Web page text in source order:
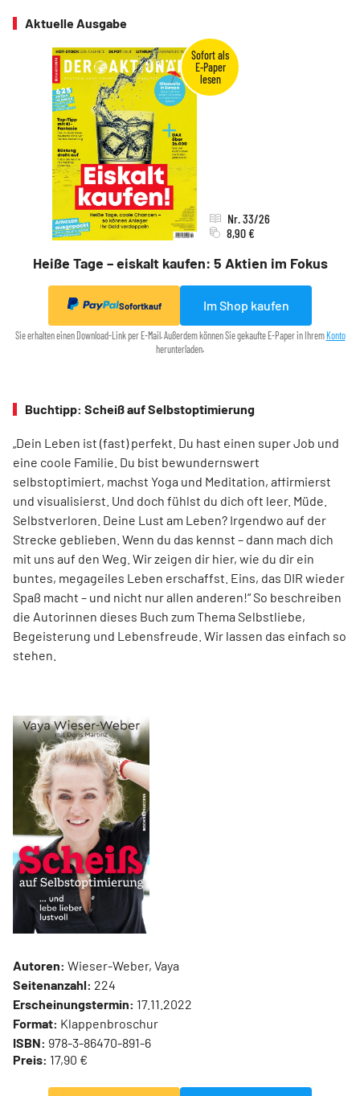
Aktuelle Ausgabe
Heiße Tage – eiskalt kaufen: 5 Aktien im Fokus
Nr. 33/26
8,90 €
Sofortkauf Im Shop kaufen
Sie erhalten einen Download-Link per E-Mail. Außerdem können Sie gekaufte E-Paper in Ihrem Konto
herunterladen.
Buchtipp: Scheiß auf Selbstoptimierung
„Dein Leben ist (fast) perfekt. Du hast einen super Job und
eine coole Familie. Du bist bewundernswert
selbstoptimiert, machst Yoga und Meditation, affirmierst
und visualisierst. Und doch fühlst du dich oft leer. Müde.
Selbstverloren. Deine Lust am Leben? Irgendwo auf der
Strecke geblieben. Wenn du das kennst – dann mach dich
mit uns auf den Weg. Wir ­zeigen dir hier, wie du dir ein
buntes, megageiles Leben erschaffst. Eins, das DIR wieder
Spaß macht – und nicht nur allen anderen!“ So beschreiben
die Autorinnen dieses Buch zum Thema Selbstliebe,
Begeisterung und Lebensfreude. Wir lassen das einfach so
stehen.
Autoren: Wieser-Weber, Vaya
Seitenanzahl: 224
Erscheinungstermin: 17.11.2022
Format: Klappenbroschur
ISBN: 978-3-86470-891-6
Preis: 17,90 €